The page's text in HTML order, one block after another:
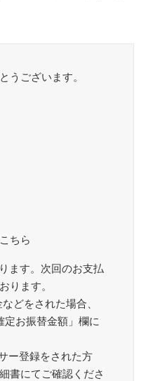
うございます。
ちら
ます。次回のお支払
ります。
どをされた場合、
お振替金額」欄に
ー登録をされた方
書にてご確認くださ